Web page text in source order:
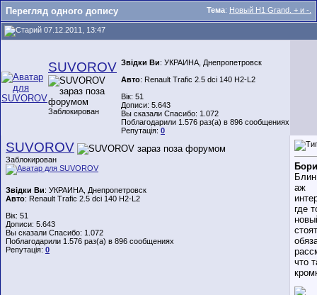
Тема: Новый H1 Grand. + и -.
Перегляд одного допису
07.12.2011, 13:47
SUVOROV
Заблокирован
Звідки Ви: УКРАИНА, Днепропетровск
Авто: Renault Trafic 2.5 dci 140 H2-L2
Вік: 51
Дописи: 5.643
Вы сказали Спасибо: 1.072
Поблагодарили 1.576 раз(а) в 896 сообщениях
Репутація: 0
SUVOROV
Заблокирован
Звідки Ви: УКРАИНА, Днепропетровск
Авто: Renault Trafic 2.5 dci 140 H2-L2
Вік: 51
Дописи: 5.643
Вы сказали Спасибо: 1.072
Поблагодарили 1.576 раз(а) в 896 сообщениях
Репутація: 0
аж
где
что